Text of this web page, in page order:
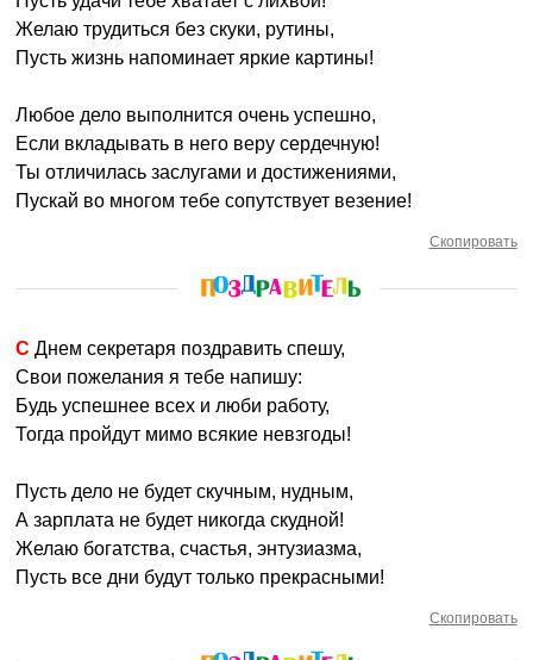
Желаю трудиться без скуки, рутины,
Пусть жизнь напоминает яркие картины!
Любое дело выполнится очень успешно,
Если вкладывать в него веру сердечную!
Ты отличилась заслугами и достижениями,
Пускай во многом тебе сопутствует везение!
Скопировать
С Днем секретаря поздравить спешу,
Свои пожелания я тебе напишу:
Будь успешнее всех и люби работу,
Тогда пройдут мимо всякие невзгоды!
Пусть дело не будет скучным, нудным,
А зарплата не будет никогда скудной!
Желаю богатства, счастья, энтузиазма,
Пусть все дни будут только прекрасными!
Скопировать